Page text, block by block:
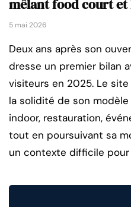
mêlant food court
5 mai 2026
Deux ans après son
dresse un premier bilan
visiteurs en 2025. Le
la solidité de son
indoor, restauration,
tout en poursuivant sa
un contexte difficile